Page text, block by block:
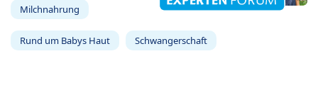
Milchnahrung
Rund um Babys Haut Schwangerschaft